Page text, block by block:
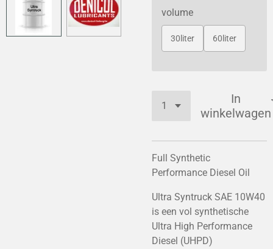
volume
30liter 60liter
In
winkelwagen
Full Synthetic
Performance Diesel Oil
Ultra Syntruck SAE 10W40
is een vol synthetische
Ultra High Performance
Diesel (UHPD)